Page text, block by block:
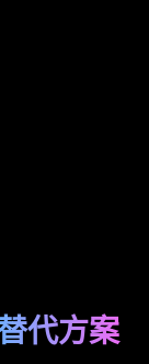
代方案